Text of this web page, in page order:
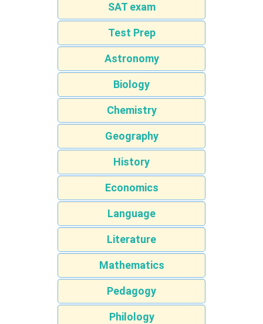
SAT exam
Test Prep
Astronomy
Biology
Chemistry
Geography
History
Economics
Language
Literature
Mathematics
Pedagogy
Philology